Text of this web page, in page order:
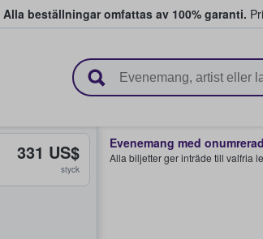
Alla beställningar omfattas av 100% garanti.
331 US$
styck
Evenemang med
Alla biljetter ger inträde till valfria